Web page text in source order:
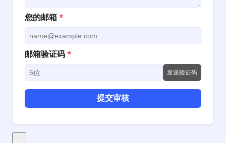
您的邮箱*
邮箱验证码*
发送验证码
提交审核